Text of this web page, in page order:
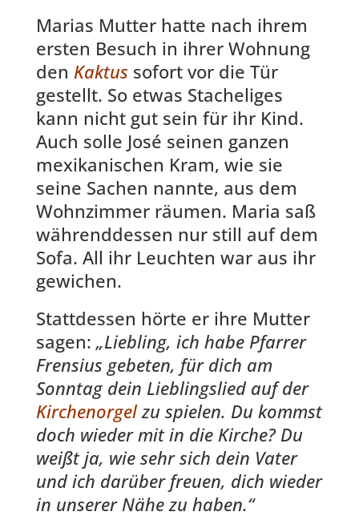
Marias Mutter hatte nach ihrem
ersten Besuch in ihrer Wohnung
den Kaktus sofort vor die Tür
gestellt. So etwas Stacheliges
kann nicht gut sein für ihr Kind.
Auch solle José seinen ganzen
mexikanischen Kram, wie sie
seine Sachen nannte, aus dem
Wohnzimmer räumen. Maria saß
währenddessen nur still auf dem
Sofa. All ihr Leuchten war aus ihr
gewichen.
Stattdessen hörte er ihre Mutter
sagen: „Liebling, ich habe Pfarrer
Frensius gebeten, für dich am
Sonntag dein Lieblingslied auf der
Kirchenorgelzu spielen. Du kommst
doch wieder mit in die Kirche? Du
weißt ja, wie sehr sich dein Vater
und ich darüber freuen, dich wieder
in unserer Nähe zu haben.“